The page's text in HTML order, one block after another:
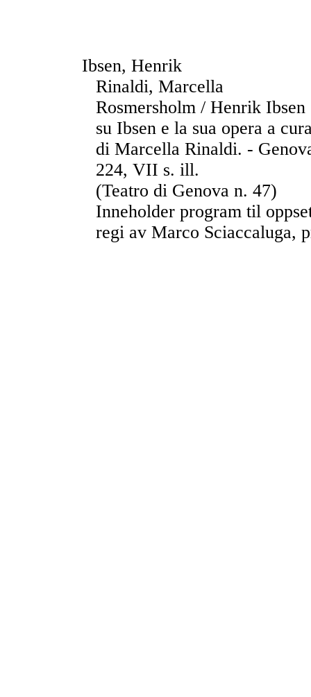
Ibsen, Henrik
Rinaldi, Marcella
Rosmersholm / Henrik
su Ibsen e la sua opera a
di Marcella Rinaldi. -
224, VII s. ill.
(Teatro di Genova n. 47)
Inneholder program til
regi av Marco Sciaccaluga,